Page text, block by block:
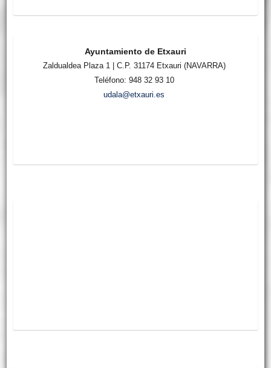
Ayuntamiento de Etxauri
Zaldualdea Plaza 1 | C.P. 31174 Etxauri (NAVARRA)
Teléfono: 948 32 93 10
udala@etxauri.es